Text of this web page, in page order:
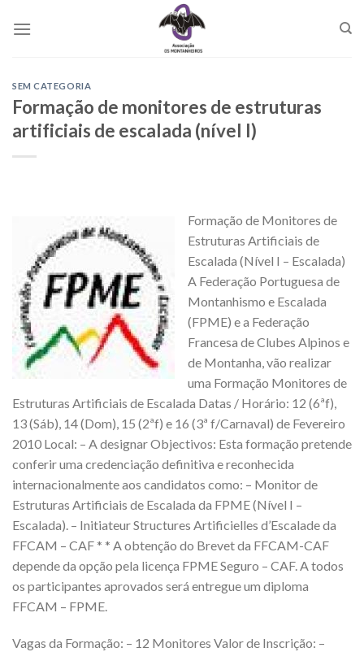
SEM CATEGORIA
Formação de monitores de estruturas
artificiais de escalada (nível I)
Formação de Monitores de
Estruturas Artificiais de
Escalada (Nível I – Escalada)
A Federação Portuguesa de
Montanhismo e Escalada
(FPME) e a Federação
Francesa de Clubes Alpinos e
de Montanha, vão realizar
uma Formação Monitores de
Estruturas Artificiais de Escalada Datas / Horário: 12 (6ªf),
13 (Sáb), 14 (Dom), 15 (2ªf) e 16 (3ª f/Carnaval) de Fevereiro
2010 Local: – A designar Objectivos: Esta formação pretende
conferir uma credenciação definitiva e reconhecida
internacionalmente aos candidatos como: – Monitor de
Estruturas Artificiais de Escalada da FPME (Nível I –
Escalada). – Initiateur Structures Artificielles d’Escalade da
FFCAM – CAF * * A obtenção do Brevet da FFCAM-CAF
depende da opção pela licença FPME Seguro – CAF. A todos
os participantes aprovados será entregue um diploma
FFCAM – FPME.
Vagas da Formação: – 12 Monitores Valor de Inscrição: –